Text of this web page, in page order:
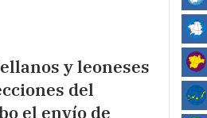
y leoneses
del
el envío de